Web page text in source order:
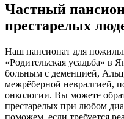
Частный
престарелых
Наш пансионат для
«Родительская усадьба» в
больным с деменцией,
межрёберной невралгией,
онкологии. Вы можете
престарелых при любом
поможем, если требуется